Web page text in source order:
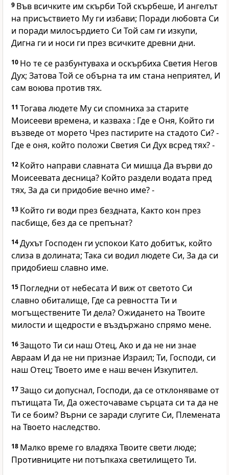
9 Във всичките им скърби Той скърбеше, И ангелът
на присъствието Му ги избави; Поради любовта Си
и поради милосърдието Си Той сам ги изкупи,
Дигна ги и носи ги през всичките древни дни.
10 Но те се разбунтуваха и оскърбиха Светия Негов
Дух; Затова Той се обърна та им стана неприятел, И
сам воюва против тях.
11 Тогава людете Му си спомниха за старите
Моисееви времена, и казваха : Где е Оня, Който ги
възведе от морето Чрез пастирите на стадото Си? -
Где е оня, който положи Светия Си Дух всред тях? -
12 Който направи славната Си мишца Да върви до
Моисеевата десница? Който раздели водата пред
тях, За да си придобие вечно име? -
13 Който ги води през бездната, Както кон през
пасбище, без да се препънат?
14Духът Господен ги успокои Като добитък, който
слиза в долината; Така си водил людете Си, За да си
придобиеш славно име.
15 Погледни от небесата И виж от светото Си
славно обиталище, Где са ревността Ти и
могъществените Ти дела? Ожидането на Твоите
милости и щедрости е въздържано спрямо мене.
16Защото Ти си наш Отец, Ако и да не ни знае
Авраам И да не ни признае Израил; Ти, Господи, си
наш Отец; Твоето име е наш вечен Изкупител.
17Защо си допуснал, Господи, да се отклоняваме от
пътищата Ти, Да ожесточаваме сърцата си та да не
Ти се боим? Върни се заради слугите Си, Племената
на Твоето наследство.
18 Малко време го владяха Твоите свети люде;
Противниците ни потъпкаха светилището Ти.